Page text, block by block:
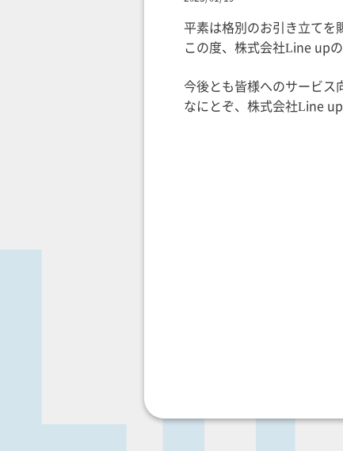
平素は格別のお引き立てを
この度、株式会社Line up
今後とも皆様へのサービス
なにとぞ、株式会社Line